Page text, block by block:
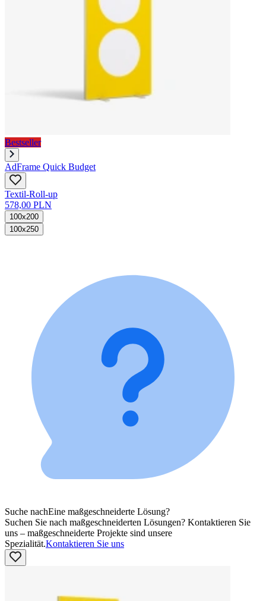
Bestseller
AdFrame Quick Budget
Textil-Roll-up
578,00 PLN
100x200
100x250
Suche nachEine maßgeschneiderte Lösung?
Suchen Sie nach maßgeschneiderten Lösungen? Kontaktieren Sie
uns – maßgeschneiderte Projekte sind unsere
Spezialität.Kontaktieren Sie uns